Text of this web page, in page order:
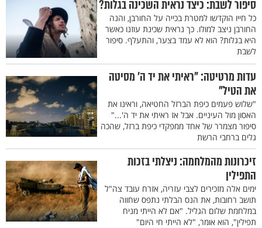
סיפור לשבת: כיצד נראית השכינה בגלות?
כל חייו הוקדשו למטרת בכייה על החורבן, והנה
החורבן ניצב למולו. כך נראית שכינת עוזנו כאשר
היא בגלות? הוא לא עמד בצער, והתעלף. סיפור
לשבת
עדות מרטיטה: "ראיתי את יד ה' מסיטה
את הטיל"
"שלוש פעמים כיפת הברזל החטיאה, וראינו את
האסון מול העיניים. אבל אז ראיתי את יד ה'..."
סיפור מצמרר של אחד ממפקדי כיפת ברזל, שהכה
גלים ברחבי הרשת
זיכרונות מהמלחמה: ניצלתי בזכות
התפילין
ימים אלה מזכירים לצבי עזריה, אזרח עובד צה"ל
תושב רחובות, את הנס הבלתי נתפס שחווה
במלחמת שלום הגליל. "אם לא הייתי מניח
תפילין", הוא אומר, "לא הייתי חי היום"